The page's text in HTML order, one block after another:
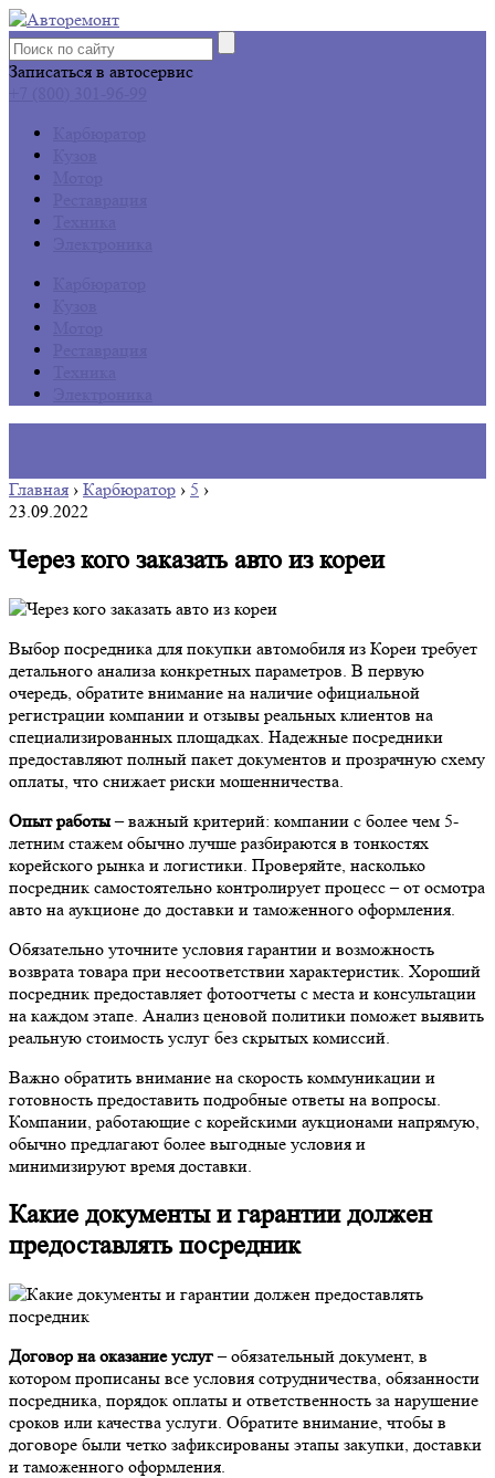
Записаться в автосервис
Главная › Карбюратор › 5 ›
23.09.2022
Через кого заказать авто из кореи
Выбор посредника для покупки автомобиля из Кореи требует
детального анализа конкретных параметров. В первую
очередь, обратите внимание на наличие официальной
регистрации компании и отзывы реальных клиентов на
специализированных площадках. Надежные посредники
предоставляют полный пакет документов и прозрачную схему
оплаты, что снижает риски мошенничества.
Опыт работы– важный критерий: компании с более чем 5-
летним стажем обычно лучше разбираются в тонкостях
корейского рынка и логистики. Проверяйте, насколько
посредник самостоятельно контролирует процесс – от осмотра
авто на аукционе до доставки и таможенного оформления.
Обязательно уточните условия гарантии и возможность
возврата товара при несоответствии характеристик. Хороший
посредник предоставляет фотоотчеты с места и консультации
на каждом этапе. Анализ ценовой политики поможет выявить
реальную стоимость услуг без скрытых комиссий.
Важно обратить внимание на скорость коммуникации и
готовность предоставить подробные ответы на вопросы.
Компании, работающие с корейскими аукционами напрямую,
обычно предлагают более выгодные условия и
минимизируют время доставки.
Какие документы и гарантии должен
предоставлять посредник
Договор на оказание услуг– обязательный документ, в
котором прописаны все условия сотрудничества, обязанности
посредника, порядок оплаты и ответственность за нарушение
сроков или качества услуги. Обратите внимание, чтобы в
договоре были четко зафиксированы этапы закупки, доставки
и таможенного оформления.